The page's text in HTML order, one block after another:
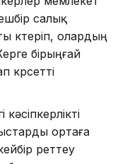
салық
көтеріп, олардың
бірыңғай
көрсетті
ортаға
реттеу